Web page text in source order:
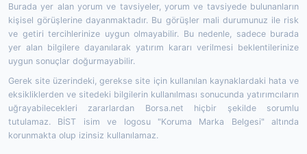
Burada yer alan yorum ve tavsiyeler, yorum ve tavsiyede bulunanların
kişisel görüşlerine dayanmaktadır. Bu görüşler mali durumunuz ile risk
ve getiri tercihlerinize uygun olmayabilir. Bu nedenle, sadece burada
yer alan bilgilere dayanılarak yatırım kararı verilmesi beklentilerinize
uygun sonuçlar doğurmayabilir.
Gerek site üzerindeki, gerekse site için kullanılan kaynaklardaki hata ve
eksikliklerden ve sitedeki bilgilerin kullanılması sonucunda yatırımcıların
uğrayabilecekleri zararlardan Borsa.net hiçbir şekilde sorumlu
tutulamaz. BİST isim ve logosu "Koruma Marka Belgesi" altında
korunmakta olup izinsiz kullanılamaz.